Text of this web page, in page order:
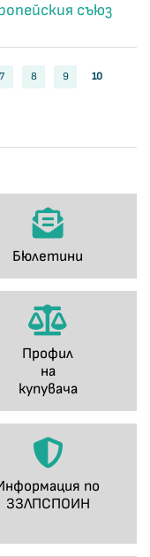
Бюлетини
Профил
на
купувача
по
ЗЗЛПСПОИН
съюз
7 8 9 10